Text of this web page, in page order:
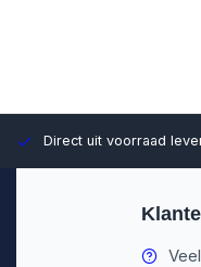
Direct uit voorraad